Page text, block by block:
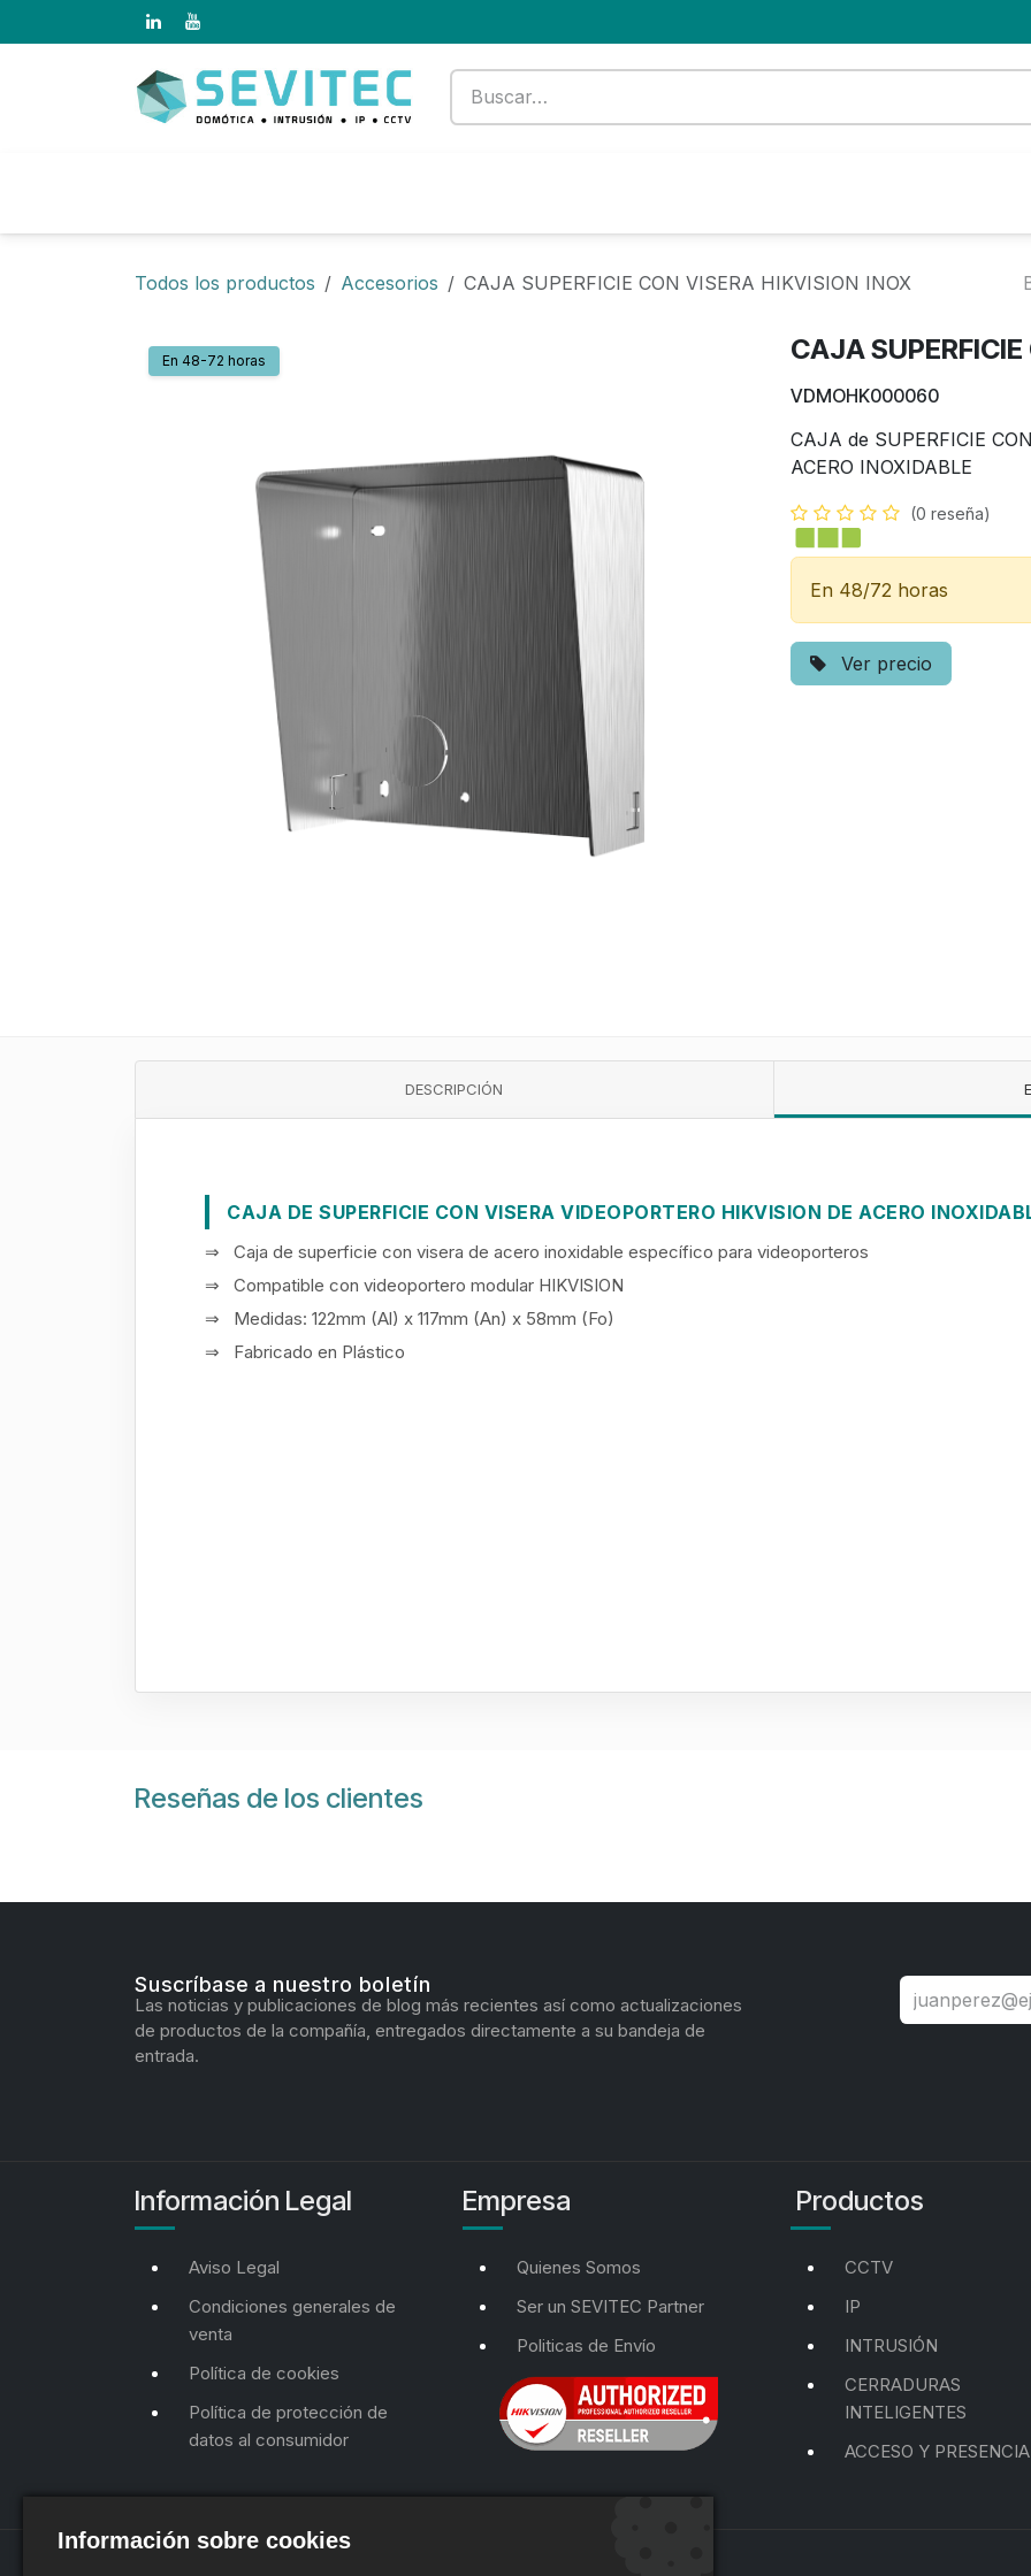
Todos los productos Accesorios CAJA SUPERFICIE CON VISERA HIKVISION INOX
En 48-72 horas CAJA
VDMOHK000060
CAJA de SUPERFICIE
ACERO INOXIDABLE
(0 reseña)
En 48/72 horas
Ver precio
DESCRIPCIÓN
CAJA DE SUPERFICIE CON VISERA VIDEOPORTERO HIKVISION DE ACERO
⇒ Caja de superficie con visera de acero inoxidable específico para videoporteros
⇒ Compatible con videoportero modular HIKVISION
⇒ Medidas: 122mm (Al) x 117mm (An) x 58mm (Fo)
⇒ Fabricado en Plástico
Reseñas de los clientes
Suscríbase a nuestro boletín
Las noticias y publicaciones de blog más recientes así como actualizaciones
de productos de la compañía, entregados directamente a su bandeja de
entrada.
Información Legal
Aviso Legal
Condiciones generales de
venta
Política de cookies
Política de protección de
datos al consumidor
Empresa
Quienes Somos
Ser un SEVITEC Partner
Politicas de Envío
Productos
CCTV
IP
INTRUSIÓN
CERRADURAS
INTELIGENTES
ACCESO Y PRESENCIA
Información sobre cookies